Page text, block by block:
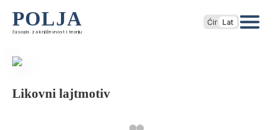
POLJA
časopis za književnost i teoriju
Ćir Lat
Likovni lajtmotiv